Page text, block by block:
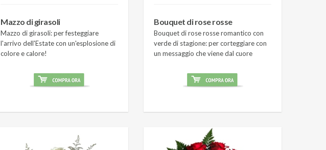
Mazzo di girasoli
Mazzo di girasoli: per festeggiare
l'arrivo dell'Estate con un'esplosione di
colore e calore!
Bouquet di rose rosse
Bouquet di rose rosse romantico con
verde di stagione: per corteggiare con
un messaggio che viene dal cuore